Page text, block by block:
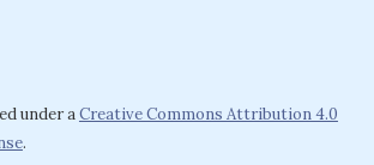
under aCreative Commons Attribution 4.0
.